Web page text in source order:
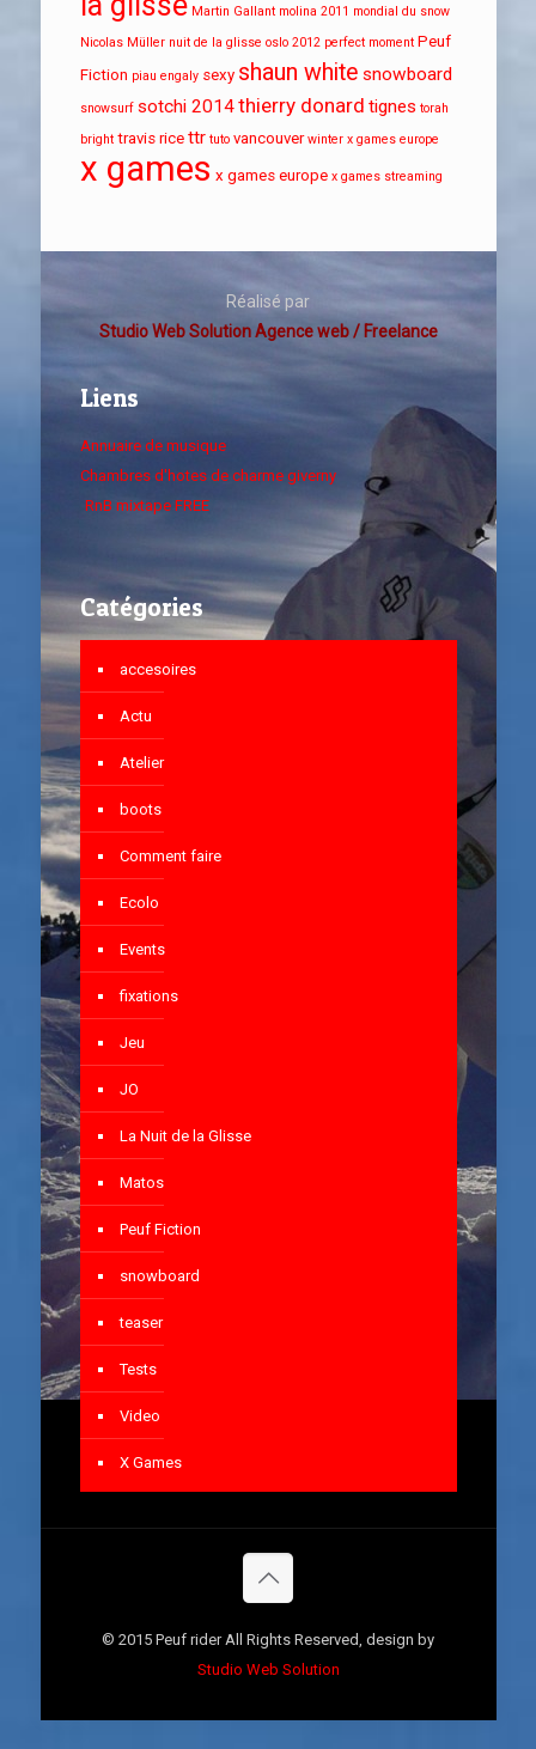
Martin Gallant molina 2011 mondial du snow
Nicolas Müller nuit de la glisse oslo 2012 perfect moment Peuf
Fiction piau engaly sexy shaun white snowboard
snowsurf sotchi 2014thierry donard tignes torah
bright travis rice ttr tuto vancouver winter x games europe
x games x games europe x games streaming
Réalisé par
Studio Web Solution Agence web / Freelance
Liens
Annuaire de musique
Chambres d'hotes de charme giverny
RnB mixtape FREE
Catégories
accesoires
Actu
Atelier
boots
Comment faire
Ecolo
Events
fixations
Jeu
JO
La Nuit de la Glisse
Matos
Peuf Fiction
snowboard
teaser
Tests
Video
X Games
© 2015 Peuf rider All Rights Reserved, design by
Studio Web Solution